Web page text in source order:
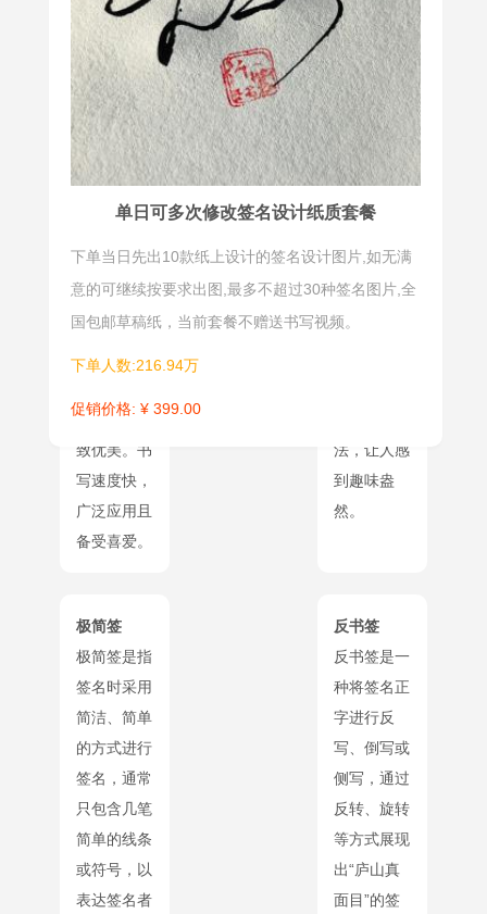
单日可多次修改签名设计纸质套餐
下单当日先出10款纸上设计的签名设计图片,如无满
意的可继续按要求出图,最多不超过30种签名图片,全
国包邮草稿纸，当前套餐不赠送书写视频。
下单人数:216.94万
促销价格: ¥ 399.00
一笔签是以
草书为基
础，整体书
写一气呵
成，洒脱豪
放、简洁大
方，令人印
较于公务签
名，更为简
洁省略但仍
具可识性，
洁，造型别
致优美。书
写速度快，
广泛应用且
备受喜爱。
仿英文签名
是一种让人
产生视觉上
英文字符错
觉的签名风
格。仔细观
察可以发现
藏着中文字
符。这种中
西合璧的签
法，让人感
到趣味盎
然。
极简签
极简签是指
签名时采用
简洁、简单
的方式进行
签名，通常
只包含几笔
简单的线条
或符号，以
表达签名者
反书签
反书签是一
种将签名正
字进行反
写、倒写或
侧写，通过
反转、旋转
等方式展现
出“庐山真
面目”的签